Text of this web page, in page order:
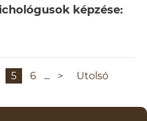
képzése:
5 6 ... > Utolsó